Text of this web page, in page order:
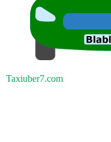
Taxiuber7.com